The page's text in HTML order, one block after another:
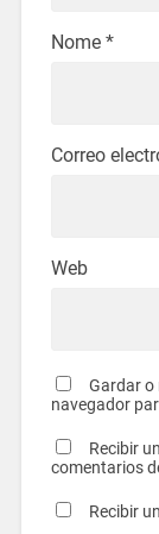
Nome *
Correo
Web
Gardar o
navegador
Recibir
comentarios
Recibir